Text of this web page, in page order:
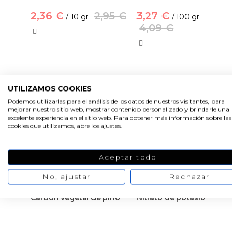
2,36 € / 10 gr 2,95 € 3,27 € / 100 gr
4,09 €
Carbon vegetal de pino Nitrato de potasio
UTILIZAMOS COOKIES
Podemos utilizarlas para el análisis de los datos de nuestros visitantes, para
mejorar nuestro sitio web, mostrar contenido personalizado y brindarle una
excelente experiencia en el sitio web. Para obtener más información sobre las
cookies que utilizamos, abre los ajustes.
Aceptar todo
No, ajustar Rechazar